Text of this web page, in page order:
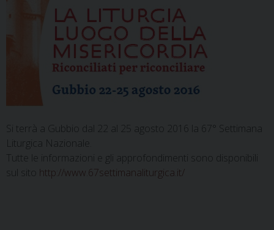
Si terrà a Gubbio dal 22 al 25 agosto 2016 la 67° Settimana
Liturgica Nazionale.
Tutte le informazioni e gli approfondimenti sono disponibili
sul sito http://www.67settimanaliturgica.it/